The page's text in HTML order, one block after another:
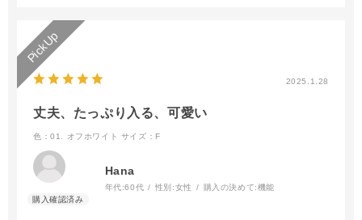
2025.1.28
丈夫、たっぷり入る、可愛い
色：01. オフホワイト サイズ：F
Hana
年代:60代 性別:女性 購入の決めて:機能